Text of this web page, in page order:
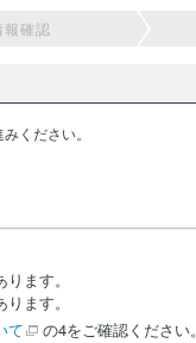
確認
ください。
ます。
ます。
て
の4をご確認ください。